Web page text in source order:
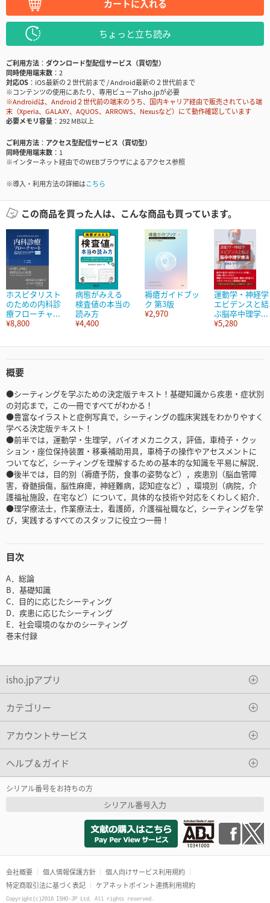
カートに入れる
ちょっと立ち読み
ご利用方法
ダウンロード型配信サービス（買切型）
同時使用端末数
2
対応OS
iOS最新の２世代前まで / Android最新の２世代前まで
※コンテンツの使用にあたり、専用ビューアisho.jpが必要
※Androidは、Android２世代前の端末のうち、国内キャリア経由で販売されている端
末（Xperia、GALAXY、AQUOS、ARROWS、Nexusなど）にて動作確認しています
必要メモリ容量
292 MB以上
ご利用方法
アクセス型配信サービス（買切型）
同時使用端末数
1
※インターネット経由でのWEBブラウザによるアクセス参照
※導入・利用方法の詳細はこちら
この商品を買った人は、こんな商品も買っています。
ホスピタリスト
のための内科診
療フローチャ...
¥8,800
病態がみえる
検査値の本当の
読み方
¥4,400
褥瘡ガイドブッ
ク 第3版
¥2,970
運動学・神経学
エビデンスと結
ぶ脳卒中理学...
¥5,280
概要
●シーティングを学ぶための決定版テキスト！基礎知識から疾患・症状別
の対応まで，この一冊ですべてがわかる！
●豊富なイラストと症例写真で，シーティングの臨床実践をわかりやすく
学べる決定版テキスト！
●前半では，運動学・生理学，バイオメカニクス，評価，車椅子・クッ
ション・座位保持装置・移乗補助用具，車椅子の操作やアセスメントに
ついてなど，シーティングを理解するための基本的な知識を平易に解説．
●後半では，目的別（褥瘡予防，食事の姿勢など），疾患別（脳血管障
害，脊髄損傷，脳性麻痺，神経難病，認知症など），環境別（病院，介
護福祉施設，在宅など）について，具体的な技術や対応をくわしく紹介．
●理学療法士，作業療法士，看護師，介護福祉職など，シーティングを学
び，実践するすべてのスタッフに役立つ一冊！
目次
A．総論
B．基礎知識
C．目的に応じたシーティング
D．疾患に応じたシーティング
E．社会環境のなかのシーティング
巻末付録
isho.jpアプリ
カテゴリー
アカウントサービス
ヘルプ＆ガイド
シリアル番号をお持ちの方
シリアル番号入力
会社概要 個人情報保護方針
個人向けサービス利用規約
特定商取引法に基づく表記
ケアネットポイント連携利用規約
Copyright(c)2016 ISHO-JP Ltd. All rights reserved.